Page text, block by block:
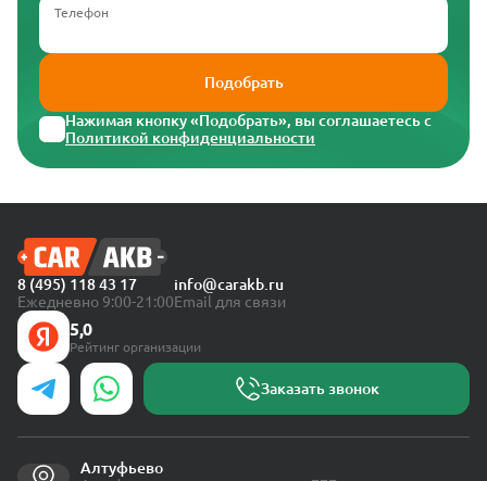
Телефон
Подобрать
Нажимая кнопку «Подобрать», вы соглашаетесь с
Политикой конфиденциальности
8 (495) 118 43 17
Ежедневно 9:00-21:00
info@carakb.ru
Email для связи
5,0
Рейтинг организации
Заказать звонок
Алтуфьево